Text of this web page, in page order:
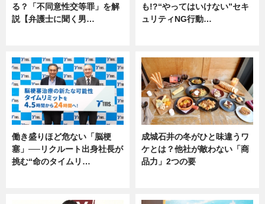
る？「不同意性交等罪」を解
説【弁護士に聞く男…
も!?“やってはいけない”セキ
ュリティNG行動…
働き盛りほど危ない「脳梗
塞」──リクルート出身社長が
挑む“命のタイムリ…
成城石井の冬がひと味違うワ
ケとは？他社が敵わない「商
品力」2つの要